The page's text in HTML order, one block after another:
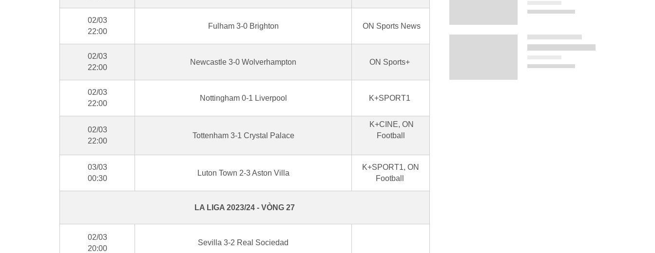
02/03
22:00
Fulham 3-0 Brighton ON Sports News
02/03
22:00
Newcastle 3-0 Wolverhampton ON Sports+
02/03
22:00
Nottingham 0-1 Liverpool K+SPORT1
02/03
22:00
Tottenham 3-1 Crystal Palace
K+CINE, ON
Football
03/03
00:30
Luton Town 2-3 Aston Villa
K+SPORT1, ON
Football
LA LIGA 2023/24 - VÒNG 27
02/03
20:00
Sevilla 3-2 Real Sociedad